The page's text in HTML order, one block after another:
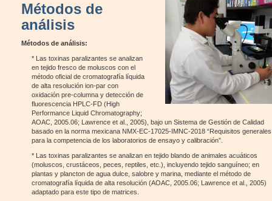
Métodos de
análisis
Métodos de análisis:
* Las toxinas paralizantes se analizan
en tejido fresco de moluscos con el
método oficial de cromatografía líquida
de alta resolución ion-par con
oxidación pre-columna y detección de
fluorescencia HPLC-FD (High
Performance Liquid Chromatography;
AOAC, 2005.06; Lawrence et al., 2005), bajo un Sistema de Gestión de Calidad
basado en la norma mexicana NMX-EC-17025-IMNC-2018 “Requisitos generales
para la competencia de los laboratorios de ensayo y calibración”.
* Las toxinas paralizantes se analizan en tejido blando de animales acuáticos
(moluscos, crustáceos, peces, reptiles, etc.), incluyendo tejido sanguíneo; en
plantas y plancton de agua dulce, salobre y marina, mediante el método de
cromatografía líquida de alta resolución (AOAC, 2005.06; Lawrence et al., 2005)
adaptado para este tipo de matrices.